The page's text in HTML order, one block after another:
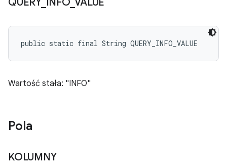
public static final String QUERY_INFO_VALUE
Wartość stała: "INFO"
Pola
KOLUMNY